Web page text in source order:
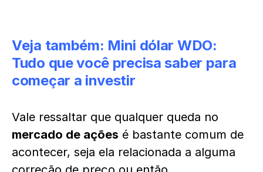
Veja também: Mini dólar WDO:
Tudo que você precisa saber para
começar a investir
Vale ressaltar que qualquer queda no
mercado de ações é bastante comum de
acontecer, seja ela relacionada a alguma